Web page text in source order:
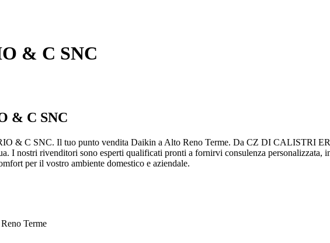
& C SNC
& C SNC
& C SNC. Il tuo punto vendita Daikin a Alto Reno Terme. Da CZ DI CALISTRI
I nostri rivenditori sono esperti qualificati pronti a fornirvi consulenza personalizzata,
per il vostro ambiente domestico e aziendale.
Terme